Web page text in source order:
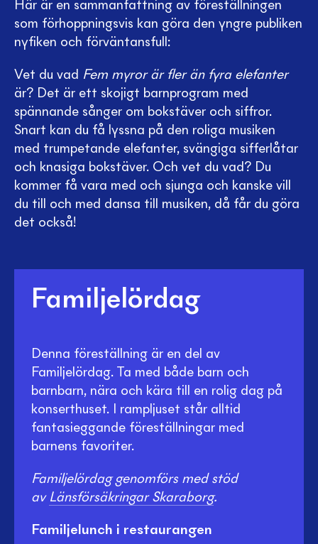
Här är en sammanfattning av föreställningen
som förhoppningsvis kan göra den yngre publiken
nyfiken och förväntansfull:
Vet du vad Fem myror är fler än fyra elefanter
är? Det är ett skojigt barnprogram med
spännande sånger om bokstäver och siffror.
Snart kan du få lyssna på den roliga musiken
med trumpetande elefanter, svängiga sifferlåtar
och knasiga bokstäver. Och vet du vad? Du
kommer få vara med och sjunga och kanske vill
du till och med dansa till musiken, då får du göra
det också!
Familjelördag
Denna föreställning är en del av
Familjelördag. Ta med både barn och
barnbarn, nära och kära till en rolig dag på
konserthuset. I rampljuset står alltid
fantasieggande föreställningar med
barnens favoriter.
Familjelördag genomförs med stöd
av Länsförsäkringar Skaraborg.
Familjelunch i restaurangen